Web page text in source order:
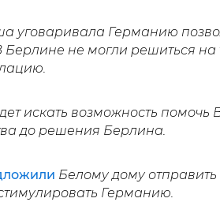
уговаривала Германию
Берлине не могли решиться на
искать возможность помочь
до решения Берлина.
Белому дому
Германию.